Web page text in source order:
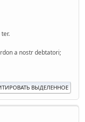
a nostr debtatori;
ВЫДЕЛЕННОЕ